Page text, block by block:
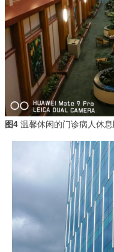
图4 温馨休闲的门诊病人休